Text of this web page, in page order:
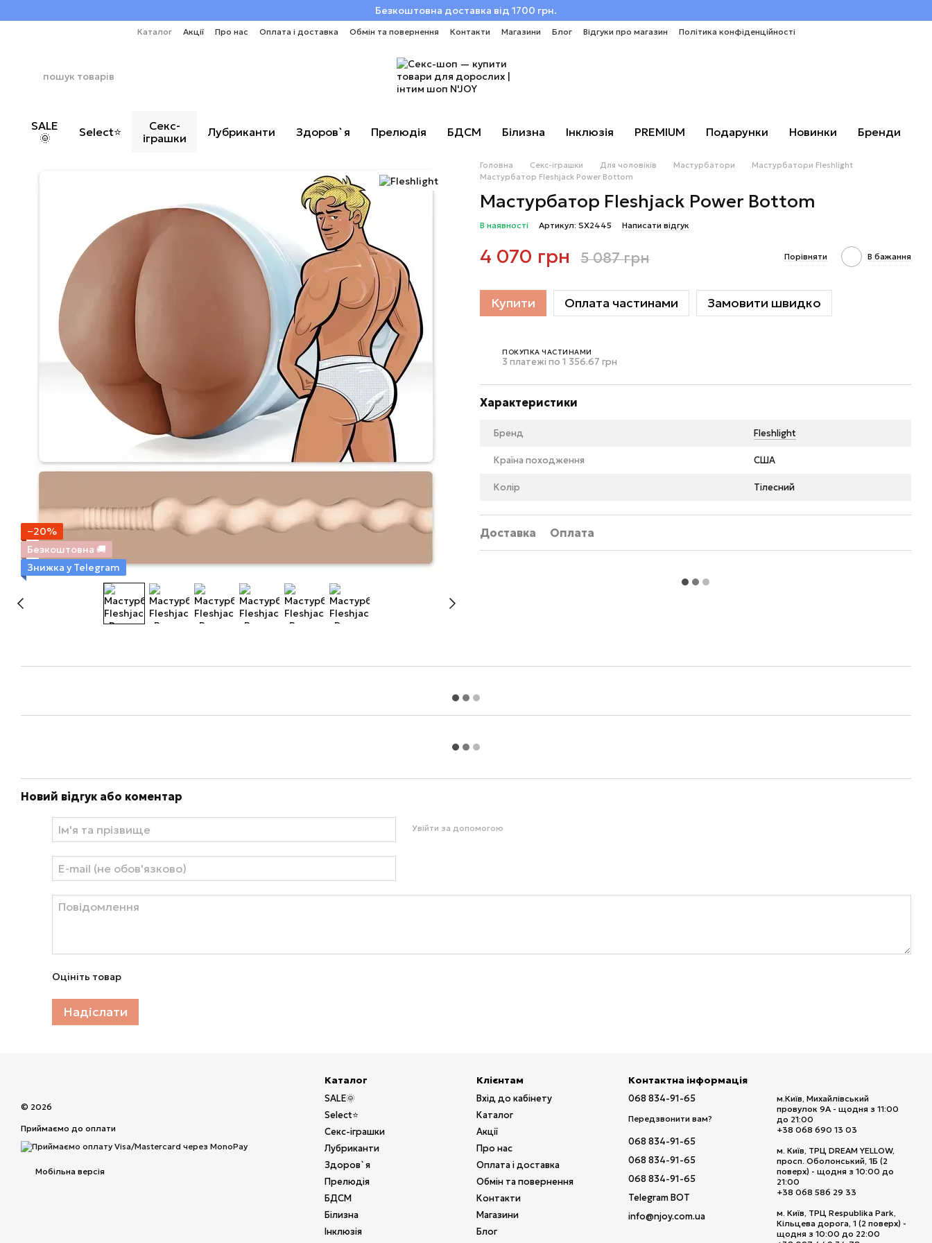
Безкоштовна доставка від 1700 грн.
Каталог Акції Про нас Оплата і доставка Обмін та повернення Контакти Магазини Блог Відгуки про магазин Політика конфіденційності
SALE
🌞
Select⭐
Секс-
іграшки
Лубриканти Здоров`я Прелюдія БДСМ Білизна Інклюзія PREMIUM Подарунки Новинки Бренди
−20%
Безкоштовна 🚚
Знижка у Telegram
Головна Секс-іграшки Для чоловіків Мастурбатори
Мастурбатори Fleshlight
Мастурбатор Fleshjack Power Bottom
Мастурбатор Fleshjack Power Bottom
В наявності Артикул: SX2445 Написати відгук
4 070 грн 5 087 грн Порівняти В бажання
Купити Оплата частинами Замовити швидко
ПОКУПКА ЧАСТИНАМИ
3 платежі по 1 356.67 грн
Характеристики
Бренд Fleshlight
Країна походження США
Колір Тілесний
Доставка Оплата
Новий відгук або коментар
Увійти за допомогою
Оцініть товар
Надіслати
© 2026
Приймаємо до оплати
Мобільна версія
Каталог
SALE🌞
Select⭐
Секс-іграшки
Лубриканти
Здоров`я
Прелюдія
БДСМ
Білизна
Інклюзія
Клієнтам
Вхід до кабінету
Каталог
Акції
Про нас
Оплата і доставка
Обмін та повернення
Контакти
Магазини
Блог
Контактна інформація
068 834-91-65
Передзвонити вам?
068 834-91-65
068 834-91-65
068 834-91-65
Telegram BOT
info@njoy.com.ua
м.Київ, Михайлівський
провулок 9А - щодня з 11:00
до 21:00
+38 068 690 13 03
м. Київ, ТРЦ DREAM YELLOW,
просп. Оболонський, 1Б (2
поверх) - щодня з 10:00 до
21:00
+38 068 586 29 33
м. Київ, ТРЦ Respublika Park,
Кільцева дорога, 1 (2 поверх) -
щодня з 10:00 до 22:00